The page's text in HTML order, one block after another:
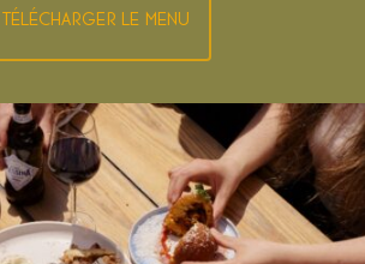
TÉLÉCHARGER LE MENU